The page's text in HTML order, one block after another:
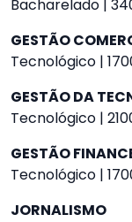
Bacharelado |
GESTÃO
Tecnológico |
GESTÃO DA
Tecnológico |
GESTÃO
Tecnológico |
JORNALISMO